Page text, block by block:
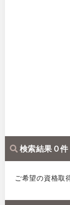
検索結果 0 件
ご希望の資格取